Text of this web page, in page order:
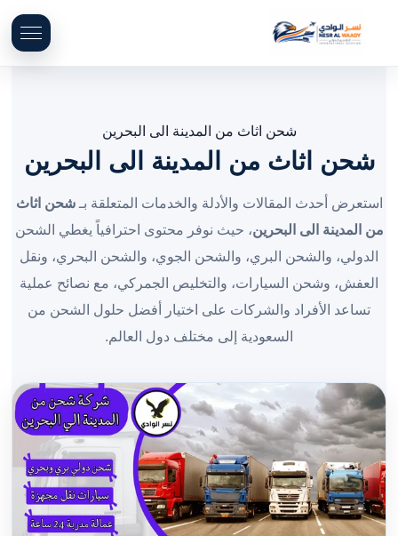
شحن اثاث من المدينة الى البحرين
شحن اثاث من المدينة الى البحرين
استعرض أحدث المقالات والأدلة والخدمات المتعلقة بـشحن اثاث
من المدينة الى البحرين، حيث نوفر محتوى احترافياً يغطي الشحن
الدولي، والشحن البري، والشحن الجوي، والشحن البحري، ونقل
العفش، وشحن السيارات، والتخليص الجمركي، مع نصائح عملية
تساعد الأفراد والشركات على اختيار أفضل حلول الشحن من
السعودية إلى مختلف دول العالم.